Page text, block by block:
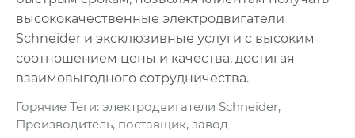
высококачественные электродвигатели
Schneider и эксклюзивные услуги с высоким
соотношением цены и качества, достигая
взаимовыгодного сотрудничества.
Горячие Теги: электродвигатели Schneider,
Производитель, поставщик, завод